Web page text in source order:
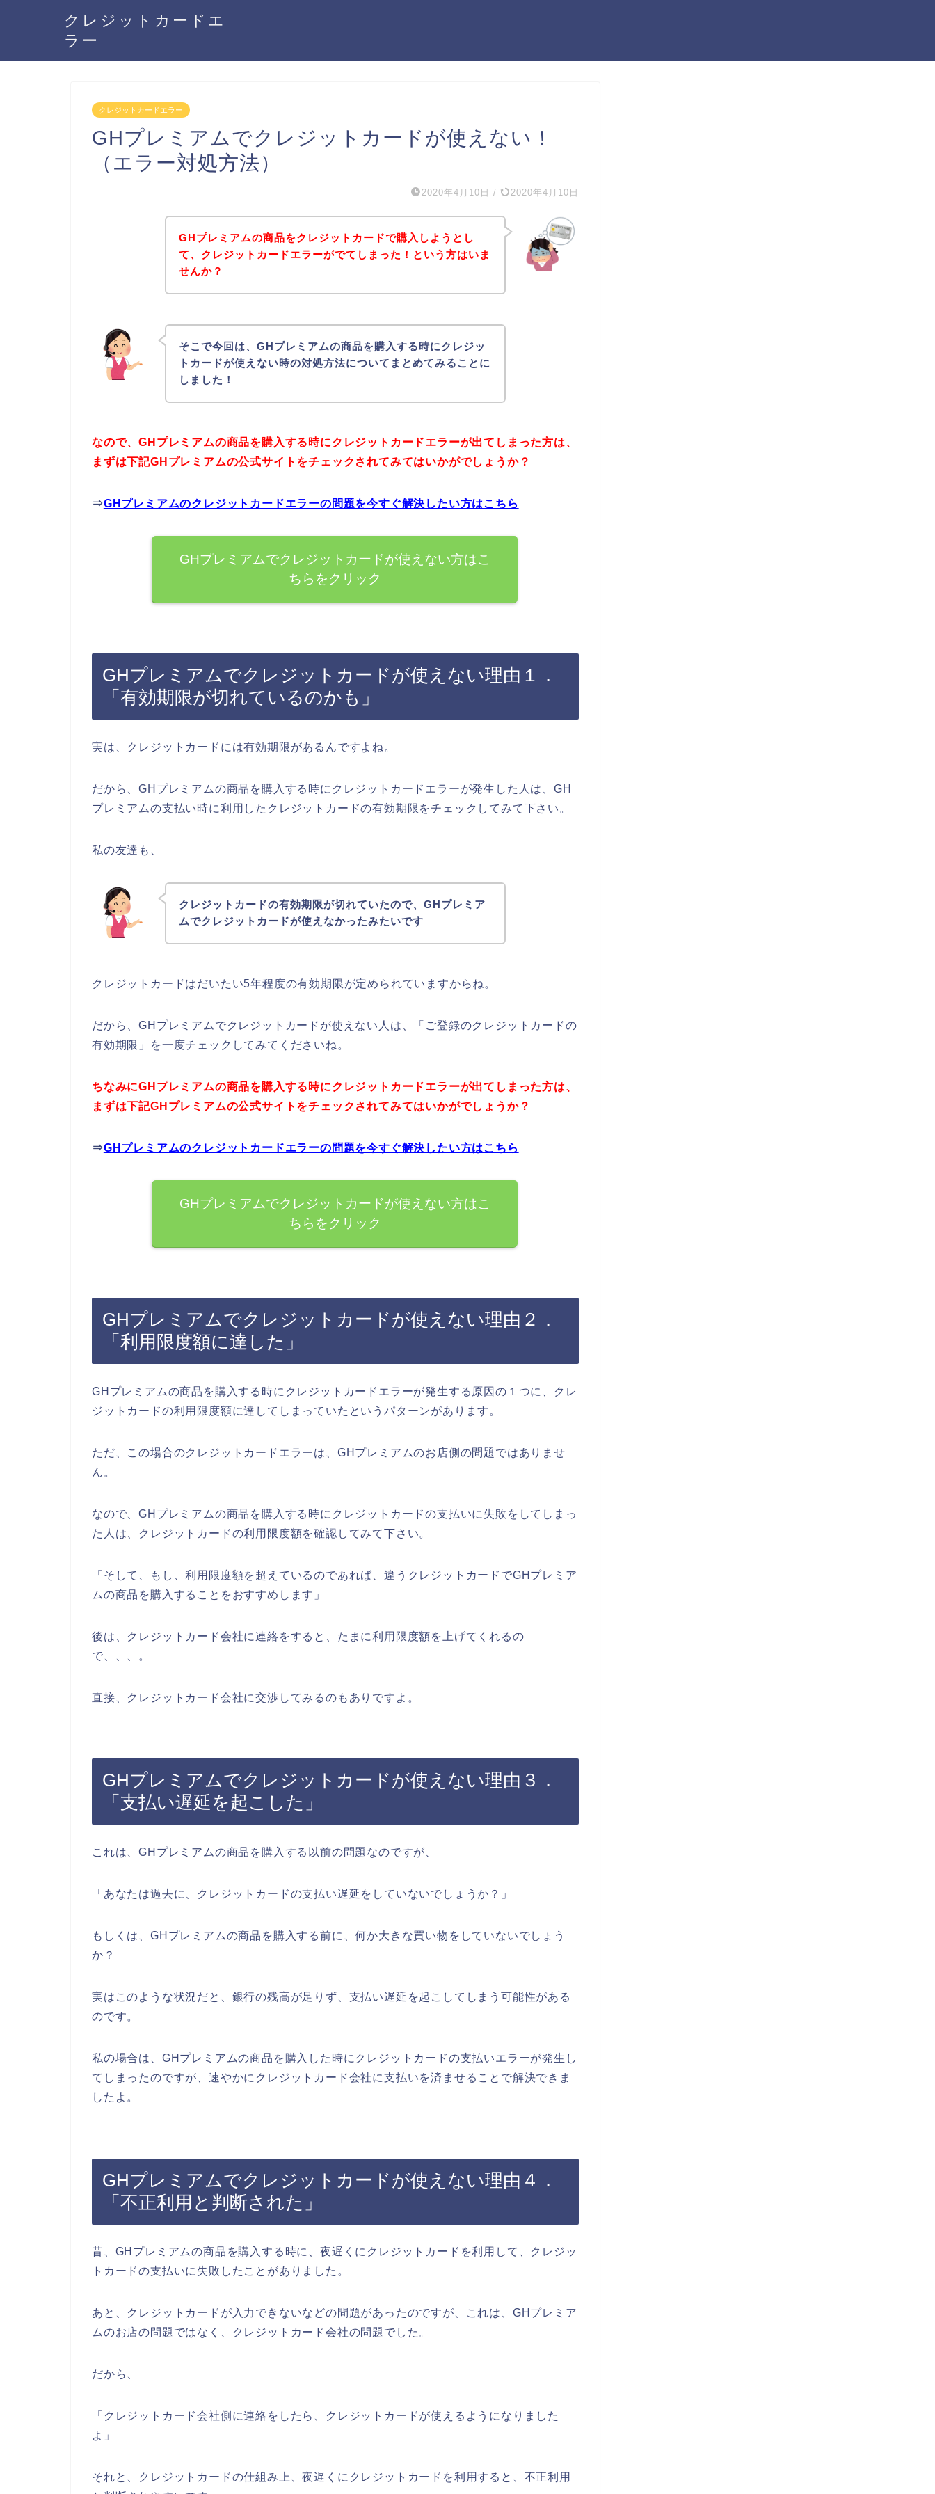
クレジットカードエ
ラー
クレジットカードエラー
GHプレミアムでクレジットカードが使えない！
（エラー対処方法）
2020年4月10日 / 2020年4月10日
GHプレミアムの商品をクレジットカードで購入しようとし
て、クレジットカードエラーがでてしまった！という方はいま
せんか？
そこで今回は、GHプレミアムの商品を購入する時にクレジッ
トカードが使えない時の対処方法についてまとめてみることに
しました！
なので、GHプレミアムの商品を購入する時にクレジットカードエラーが出てしまった方は、
まずは下記GHプレミアムの公式サイトをチェックされてみてはいかがでしょうか？
⇒GHプレミアムのクレジットカードエラーの問題を今すぐ解決したい方はこちら
GHプレミアムでクレジットカードが使えない方はこ
ちらをクリック
GHプレミアムでクレジットカードが使えない理由１．
「有効期限が切れているのかも」
実は、クレジットカードには有効期限があるんですよね。
だから、GHプレミアムの商品を購入する時にクレジットカードエラーが発生した人は、GH
プレミアムの支払い時に利用したクレジットカードの有効期限をチェックしてみて下さい。
私の友達も、
クレジットカードの有効期限が切れていたので、GHプレミア
ムでクレジットカードが使えなかったみたいです
クレジットカードはだいたい5年程度の有効期限が定められていますからね。
だから、GHプレミアムでクレジットカードが使えない人は、「ご登録のクレジットカードの
有効期限」を一度チェックしてみてくださいね。
ちなみにGHプレミアムの商品を購入する時にクレジットカードエラーが出てしまった方は、
まずは下記GHプレミアムの公式サイトをチェックされてみてはいかがでしょうか？
⇒GHプレミアムのクレジットカードエラーの問題を今すぐ解決したい方はこちら
GHプレミアムでクレジットカードが使えない方はこ
ちらをクリック
GHプレミアムでクレジットカードが使えない理由２．
「利用限度額に達した」
GHプレミアムの商品を購入する時にクレジットカードエラーが発生する原因の１つに、クレ
ジットカードの利用限度額に達してしまっていたというパターンがあります。
ただ、この場合のクレジットカードエラーは、GHプレミアムのお店側の問題ではありませ
ん。
なので、GHプレミアムの商品を購入する時にクレジットカードの支払いに失敗をしてしまっ
た人は、クレジットカードの利用限度額を確認してみて下さい。
「そして、もし、利用限度額を超えているのであれば、違うクレジットカードでGHプレミア
ムの商品を購入することをおすすめします」
後は、クレジットカード会社に連絡をすると、たまに利用限度額を上げてくれるの
で、、、。
直接、クレジットカード会社に交渉してみるのもありですよ。
GHプレミアムでクレジットカードが使えない理由３．
「支払い遅延を起こした」
これは、GHプレミアムの商品を購入する以前の問題なのですが、
「あなたは過去に、クレジットカードの支払い遅延をしていないでしょうか？」
もしくは、GHプレミアムの商品を購入する前に、何か大きな買い物をしていないでしょう
か？
実はこのような状況だと、銀行の残高が足りず、支払い遅延を起こしてしまう可能性がある
のです。
私の場合は、GHプレミアムの商品を購入した時にクレジットカードの支払いエラーが発生し
てしまったのですが、速やかにクレジットカード会社に支払いを済ませることで解決できま
したよ。
GHプレミアムでクレジットカードが使えない理由４．
「不正利用と判断された」
昔、GHプレミアムの商品を購入する時に、夜遅くにクレジットカードを利用して、クレジッ
トカードの支払いに失敗したことがありました。
あと、クレジットカードが入力できないなどの問題があったのですが、これは、GHプレミア
ムのお店の問題ではなく、クレジットカード会社の問題でした。
だから、
「クレジットカード会社側に連絡をしたら、クレジットカードが使えるようになりました
よ」
それと、クレジットカードの仕組み上、夜遅くにクレジットカードを利用すると、不正利用